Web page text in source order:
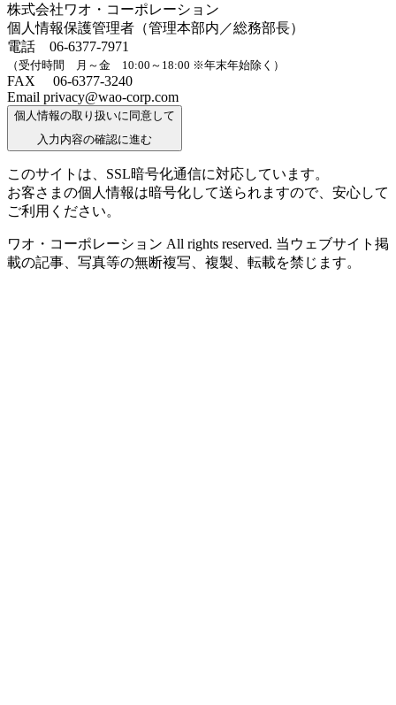
株式会社ワオ・コーポレーション
個人情報保護管理者（管理本部内／総務部長）
電話 06-6377-7971
（受付時間 月～金 10:00～18:00 ※年末年始除く）
FAX 06-6377-3240
Email privacy@wao-corp.com
個人情報の取り扱いに同意して
入力内容の確認に進む
このサイトは、SSL暗号化通信に対応しています。
お客さまの個人情報は暗号化して送られますので、安心して
ご利用ください。
ワオ・コーポレーション All rights reserved. 当ウェブサイト掲
載の記事、写真等の無断複写、複製、転載を禁じます。